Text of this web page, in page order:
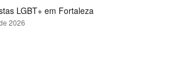
LGBT+ em Fortaleza
2026